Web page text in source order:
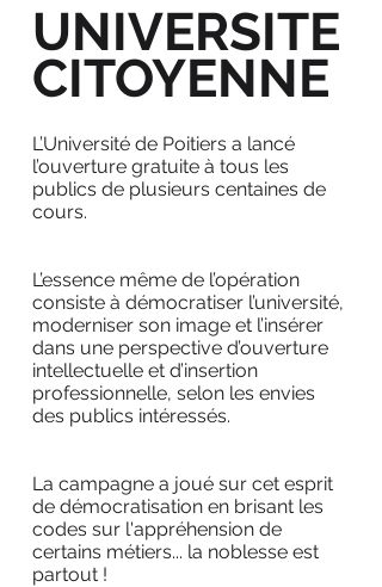
UNIVERSITE
CITOYENNE
L’Université de Poitiers a lancé
l’ouverture gratuite à tous les
publics de plusieurs centaines de
cours.
L’essence même de l’opération
consiste à démocratiser l’université,
moderniser son image et l’insérer
dans une perspective d’ouverture
intellectuelle et d’insertion
professionnelle, selon les envies
des publics intéressés.
La campagne a joué sur cet esprit
de démocratisation en brisant les
codes sur l'appréhension de
certains métiers... la noblesse est
partout !